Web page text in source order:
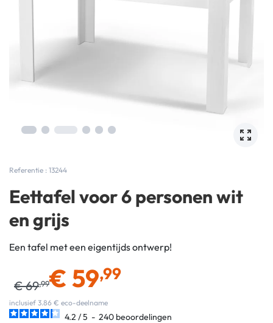
Referentie : 13244
Eettafel voor 6 personen wit
en grijs
Een tafel met een eigentijds ontwerp!
€69,99€ 59,99
inclusief 3.86 € eco-deelname
4.2 /5 - 240 beoordelingen